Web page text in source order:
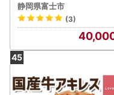
しっかり固まり後処理らく
らく 瞬間吸収 ペット用品
猫 ねこ ペット トイレ 消
植物由来原料99.9%使用
イレに流せる 防災 備蓄
用品 消耗品 富士市
静岡県富士市
(3)